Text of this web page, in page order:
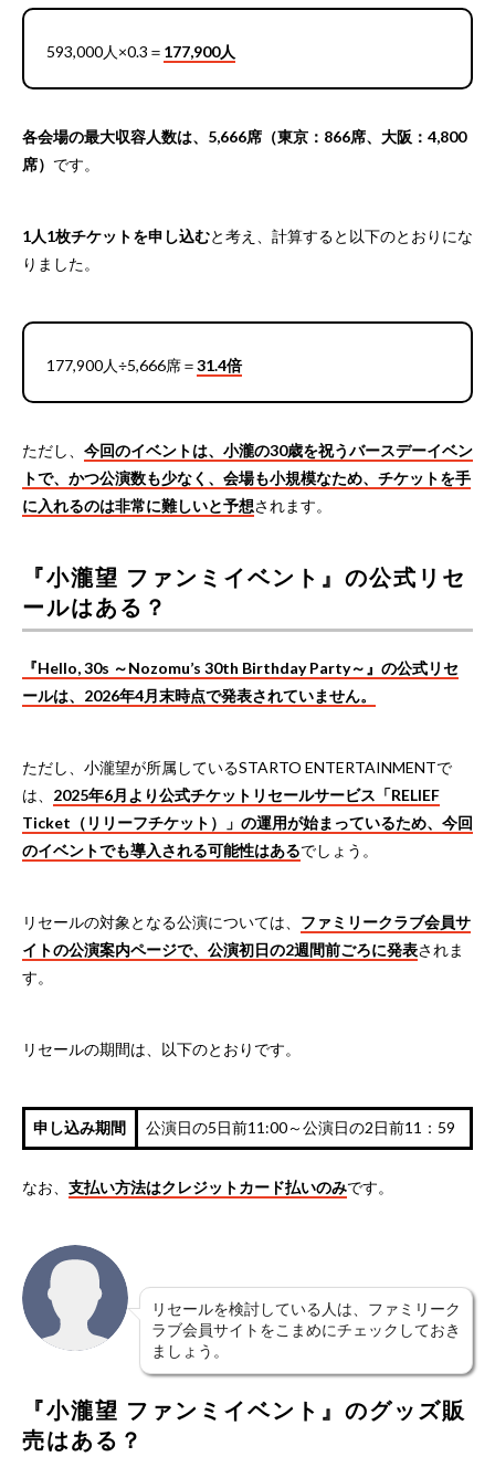
593,000人×0.3＝ 177,900人
各会場の最大収容人数は、5,666席（東京：866席、大阪：4,800
席） です。
1人1枚チケットを申し込むと考え、計算すると以下のとおりにな
りました。
177,900人÷5,666席＝31.4倍
ただし、 今回のイベントは、小瀧の30歳を祝うバースデーイベン
トで、かつ公演数も少なく、会場も小規模なため、チケットを手
に入れるのは非常に難しいと予想されます。
『小瀧望 ファンミイベント』の公式リセ
ールはある？
『Hello, 30s ～Nozomu’s 30th Birthday Party～』の公式リセ
ールは、2026年4月末時点で発表されていません。
ただし、小瀧望が所属しているSTARTO ENTERTAINMENTで
は、 2025年6月より公式チケットリセールサービス「RELIEF
Ticket（リリーフチケット）」の運用が始まっているため、今回
のイベントでも導入される可能性はあるでしょう。
リセールの対象となる公演については、 ファミリークラブ会員サ
イトの公演案内ページで、公演初日の2週間前ごろに発表されま
す。
リセールの期間は、以下のとおりです。
申し込み期間 公演日の5日前11:00～公演日の2日前11：59
なお、 支払い方法はクレジットカード払いのみです。
リセールを検討している人は、ファミリーク
ラブ会員サイトをこまめにチェックしておき
ましょう。
『小瀧望 ファンミイベント』のグッズ販
売はある？